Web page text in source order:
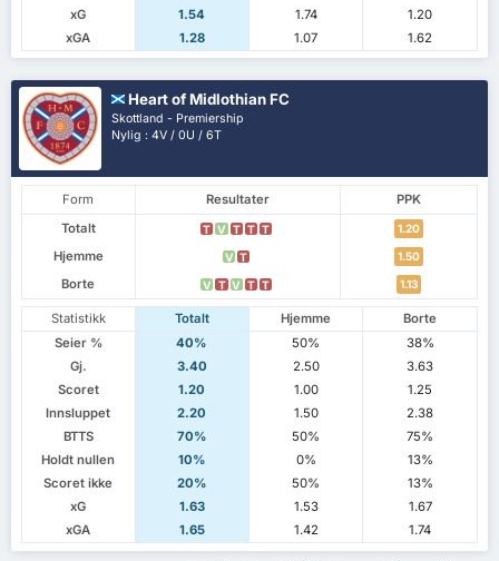
xG
1.54 1.74
1.20
xGA
1.28 1.07 1.62
Heart of Midlothian FC
Skottland - Premiership
Nylig : 4V / 0U / 6T
Form Resultater
PPK
Totalt
T V T T T 1.20
Hjemme V T 1.50
Borte V T V T T 1.13
Statistikk Totalt Hjemme
Borte
Seier %
40% 50%
38%
Gj.
3.40 2.50
3.63
Scoret
1.20 1.00
1.25
Innsluppet
2.20 1.50
2.38
BTTS
70% 50%
75%
Holdt nullen
10% 0%
13%
Scoret ikke
20% 50%
13%
xG
1.63 1.53
1.67
xGA
1.65 1.42 1.74